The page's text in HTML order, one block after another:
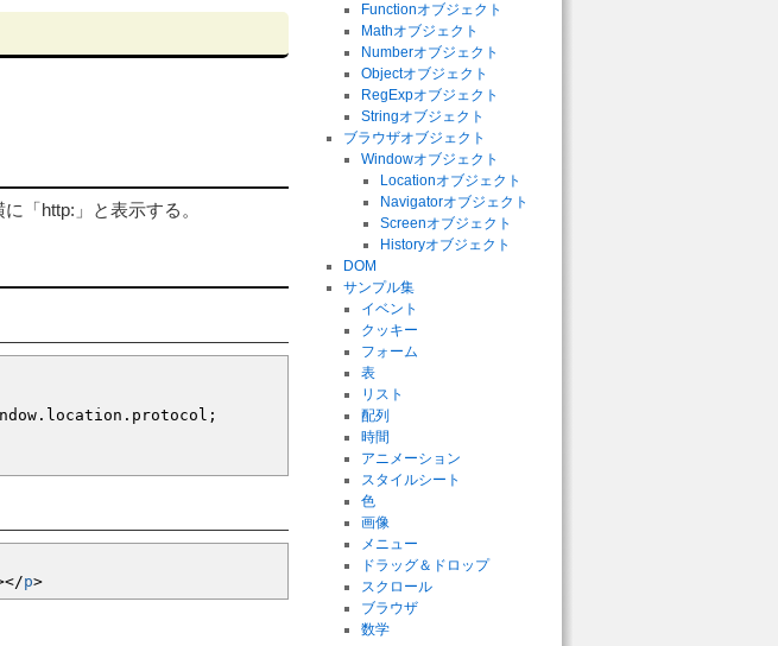
「http:」と表示する。
/p>
Functionオブジェクト
Mathオブジェクト
Numberオブジェクト
Objectオブジェクト
RegExpオブジェクト
Stringオブジェクト
ブラウザオブジェクト
Windowオブジェクト
Locationオブジェクト
Navigatorオブジェクト
Screenオブジェクト
Historyオブジェクト
DOM
サンプル集
イベント
クッキー
フォーム
表
リスト
配列
時間
アニメーション
スタイルシート
色
画像
メニュー
ドラッグ＆ドロップ
スクロール
ブラウザ
数学